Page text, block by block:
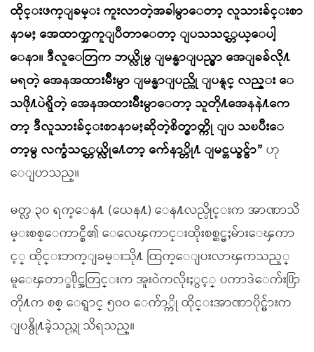
ထိုင္းဖက္ျခမ္း ကူးလာတဲ့အခါမွာေတာ့ လူသားခ်င္းစာ
နာမႈ အေထာက္အကူျပဳတာေတာ့ ျပသသင့္တယ္ေပါ့
ေနာ။ ဒီလူေတြက ဘယ္လိုမွ ျမန္မာျပည္မွာ အေျခခ်လို႔
မရတဲ့ အေနအထားမ်ိဳးမွာ ျမန္မာျပည္ကို ျပန္ရင္ လည္း ေ
သဖို႔ပဲရွိတဲ့ အေနအထားမ်ိဳးမွာေတာ့ သူတို႔အေနနဲ႔ကေ
တာ့ ဒီလူသားခ်င္းစာနာမႈဆိုတဲ့စိတ္ဓာတ္ကို ျပ သၿပီးေ
တာ့မွ လက္ခံသင့္တယ္လို႔ေတာ့ က်ေနာ္တို႔ ျမင္တယ္ခင္ဗ်ာ” ဟု
ေျပာသည္။
မတ္လ ၃၀ ရက္ေန႔ (ယေန႔) ေန႔လည္ပိုင္းက အာဏာသိ
မ္းစစ္ေကာင္စီ၏ ေလေၾကာင္းထိုးစစ္ဆင္မႈမ်ားေၾကာ
င့္ ထိုင္းဘက္ျခမ္းသို႔ ထြက္ေျပးလာၾကသည့္
မူေၾတာ္ခ႐ိုင္အတြင္းက အူးဝဲကလိုးႏွင့္ ပကာဒဲေက်း႐ြာ
တို႔က စစ္ ေရွာင္ ၅၀၀ ေက်ာ္ကို ထိုင္းအာဏာပိုင္မ်ားက
ျပန္ပို႔ခဲ့သည္ဟု သိရသည္။